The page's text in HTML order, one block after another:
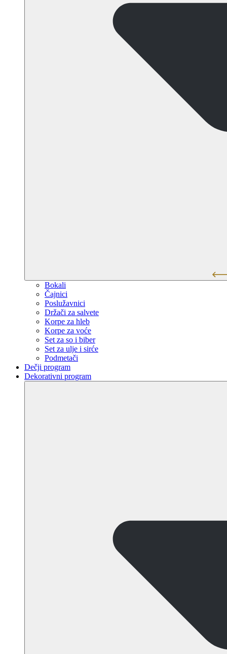
Bokali
Čajnici
Poslužavnici
Držači za salvete
Korpe za hleb
Korpe za voće
Set za so i biber
Set za ulje i sirće
Podmetači
Dečji program
Dekorativni program